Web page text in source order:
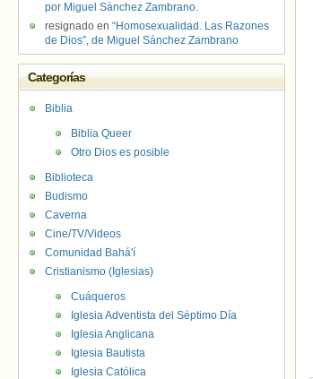
por Miguel Sánchez Zambrano.
resignado en “Homosexualidad. Las Razones
de Dios”, de Miguel Sánchez Zambrano
Categorías
Biblia
Biblia Queer
Otro Dios es posible
Biblioteca
Budismo
Caverna
Cine/TV/Videos
Comunidad Bahá'í
Cristianismo (Iglesias)
Cuáqueros
Iglesia Adventista del Séptimo Día
Iglesia Anglicana
Iglesia Bautista
Iglesia Católica